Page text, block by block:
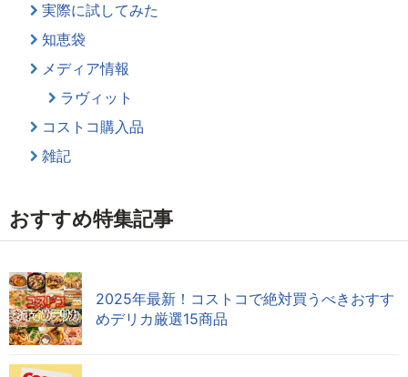
実際に試してみた
知恵袋
メディア情報
ラヴィット
コストコ購入品
雑記
おすすめ特集記事
2025年最新！コストコで絶対買うべきおすす
めデリカ厳選15商品